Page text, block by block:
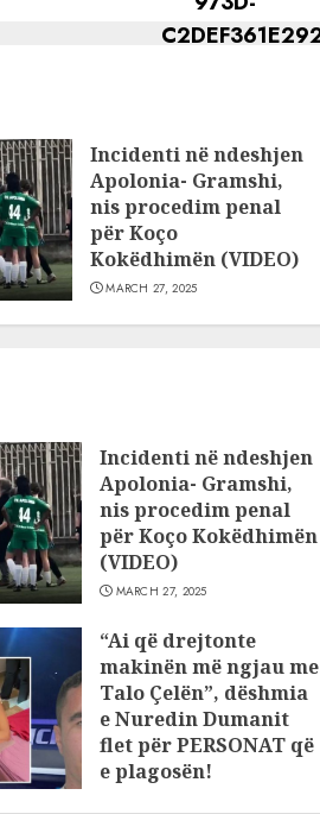
Incidenti në ndeshjen
Apolonia- Gramshi,
nis procedim penal
për Koço
Kokëdhimën (VIDEO)
MARCH 27, 2025
Incidenti në ndeshjen
Apolonia- Gramshi,
nis procedim penal
për Koço Kokëdhimën
(VIDEO)
MARCH 27, 2025
“Ai që drejtonte
makinën më ngjau me
Talo Çelën”, dëshmia
e Nuredin Dumanit
flet për PERSONAT që
e plagosën!